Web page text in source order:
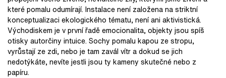
které pomalu odumírají. Instalace není založena na striktní
konceptualizaci ekologického tématu, není ani aktivistická.
Východiskem je v první řadě emocionalita, objekty jsou spíš
otisky autorčiny intuice. Sochy pomalu kapou ze stropu,
vyrůstají ze zdi, nebo je tam zavál vítr a dokud se jich
nedotýkáte, nevíte jestli jsou ty kameny skutečné nebo z
papíru.